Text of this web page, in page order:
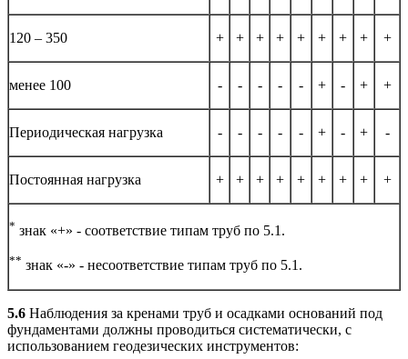
120 – 350 + + + + + + + + +
менее 100 - - - - - + - + +
Периодическая нагрузка - - - - - + - + -
Постоянная нагрузка + + + + + + + + +
* знак «+» - соответствие типам труб по 5.1.
** знак «-» - несоответствие типам труб по 5.1.
5.6 Наблюдения за кренами труб и осадками оснований под
фундаментами должны проводиться систематически, с
использованием геодезических инструментов: